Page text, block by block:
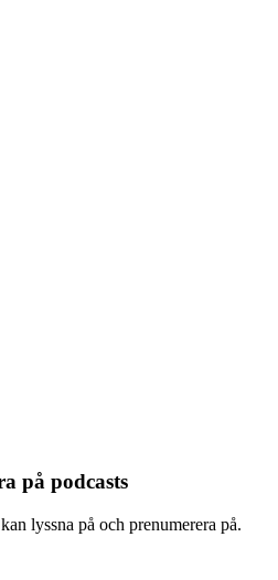
på podcasts
lyssna på och prenumerera på.